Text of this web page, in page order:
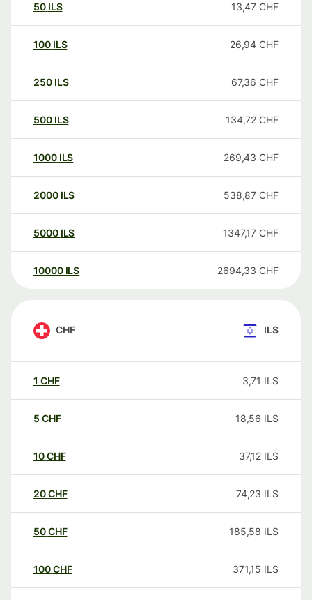
50 ILS 13,47 CHF
100 ILS 26,94 CHF
250 ILS 67,36 CHF
500 ILS 134,72 CHF
1000 ILS 269,43 CHF
2000 ILS 538,87 CHF
5000 ILS 1347,17 CHF
10000 ILS 2694,33 CHF
CHF ILS
1 CHF 3,71 ILS
5 CHF 18,56 ILS
10CHF 37,12 ILS
20CHF 74,23 ILS
50CHF 185,58 ILS
100CHF 371,15 ILS